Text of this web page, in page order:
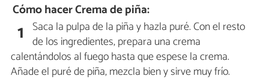
Cómo hacer Crema de piña:
1 Saca la pulpa de la piña y hazla puré. Con el resto
de los ingredientes, prepara una crema
calentándolos al fuego hasta que espese la crema.
Añade el puré de piña, mezcla bien y sirve muy frío.